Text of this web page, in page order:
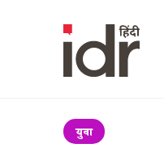
युवा